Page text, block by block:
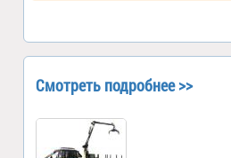
Смотреть подробнее >>